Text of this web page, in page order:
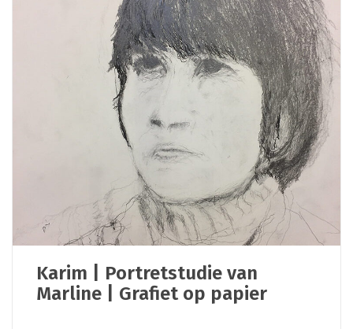
Karim | Portretstudie van
Marline | Grafiet op papier